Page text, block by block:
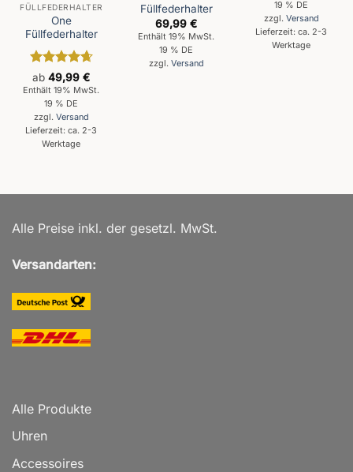
FÜLLFEDERHALTER
One
Füllfederhalter
Bewertet
mit4.67
von 5
ab49,99€
Enthält 19% MwSt.
19 % DE
zzgl. Versand
Lieferzeit: ca. 2-3
Werktage
Füllfederhalter
69,99€
Enthält 19% MwSt.
19 % DE
zzgl. Versand
19 % DE
zzgl. Versand
Lieferzeit: ca. 2-3
Werktage
Alle Preise inkl. der gesetzl. MwSt.
Versandarten:
Alle Produkte
Uhren
Accessoires